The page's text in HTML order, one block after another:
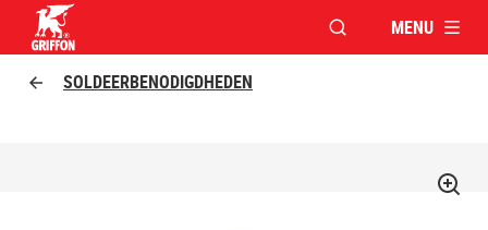
VENSTER OPENEN
MENU
SOLDEERBENODIGDHEDEN